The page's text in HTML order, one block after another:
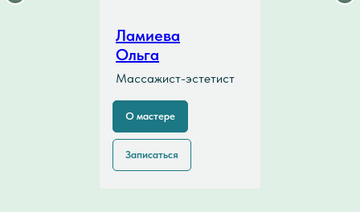
Ламиева
Ольга
Массажист-эстетист
О мастере
Записаться